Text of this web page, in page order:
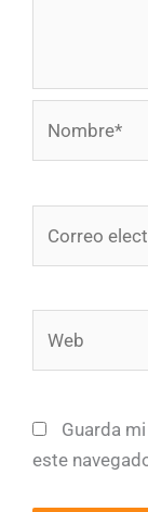
electrónico*
Guarda
este